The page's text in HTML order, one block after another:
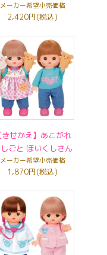
メーカー希望小売価格
2,420円(税込)
きせかえ】あこがれ
ごと ほいくしさん
メーカー希望小売価格
1,870円(税込)